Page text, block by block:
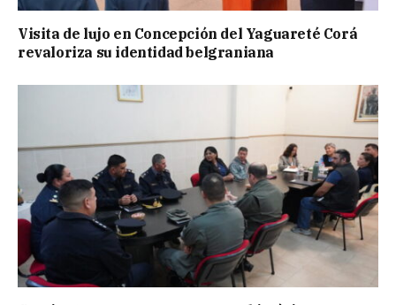
Visita de lujo en Concepción del Yaguareté Corá
revaloriza su identidad belgraniana